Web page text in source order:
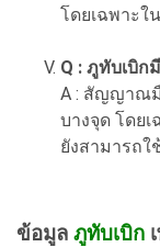
โดยเฉพาะใ
Q : ภูทับเบิ
A : สัญญาณมื
บางจุด โดย
ยังสามารถใ
ข้อมูล ภูทับเบิก